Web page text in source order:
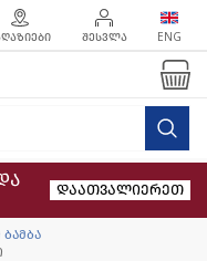
ᲨᲔᲡᲕᲚᲐ ENG
დაათვალიერეთ
ბამბა